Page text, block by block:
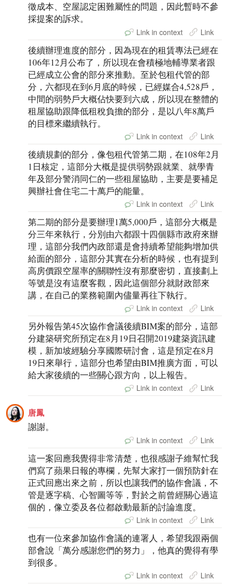
徵成本、空屋認定困難屬性的問題，因此暫時不參
採提案的訴求。
Link in context Link
後續辦理進度的部分，因為現在的租賃專法已經在
106年12月公布了，所以現在會積極地輔導業者跟
已經成立公會的部分來推動。至於包租代管的部
分，六都現在到6月底的時候，已經媒合4,528戶，
中間的弱勢戶大概佔快要到六成，所以現在整體的
租屋協助跟降低租稅負擔的部分，是以八年8萬戶
的目標來繼續執行。
Link in context Link
後續規劃的部分，像包租代管第二期，在108年2月
1日核定，這部分大概是提供弱勢跟就業、就學青
年及部分警消同仁的一些租屋協助，主要是要補足
興辦社會住宅二十萬戶的能量。
Link in context Link
第二期的部分是要辦理1萬5,000戶，這部分大概是
分三年來執行，分別由六都跟十四個縣市政府來辦
理，這部分我們內政部還是會持續希望能夠增加供
給面的部分，這部分其實在分析的時候，也有提到
高房價跟空屋率的關聯性沒有那麼密切，直接劃上
等號是沒有這麼客觀，因此這個部分就財政部來
講，在自己的業務範圍內儘量再往下執行。
Link in context Link
另外報告第45次協作會議後續BIM案的部分，這部
分建築研究所預定在8月19日召開2019建築資訊建
模，新加坡經驗分享國際研討會，這是預定在8月
19日來舉行，這部分也希望由BIM推廣方面，可以
給大家後續的一些關心跟方向，以上報告。
Link in context Link
唐鳳
謝謝。
Link in context Link
這一案回應我覺得非常清楚，也很感謝子維幫忙我
們寫了蘋果日報的專欄，先幫大家打一個預防針在
正式回應出來之前，所以也讓我們的協作會議，不
管是逐字稿、心智圖等等，對於之前曾經關心過這
個的，像立委及各位都啟動最新的討論進度。
Link in context Link
也有一位來參加協作會議的連署人，希望我跟兩個
部會說「萬分感謝您們的努力」，他真的覺得有學
到很多。
Link in context Link